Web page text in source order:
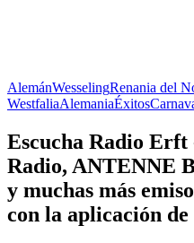
AlemánWesselingRenania del
WestfaliaAlemaniaÉxitos
Escucha Radio
Radio, ANTENNE
y muchas más
con la aplicación